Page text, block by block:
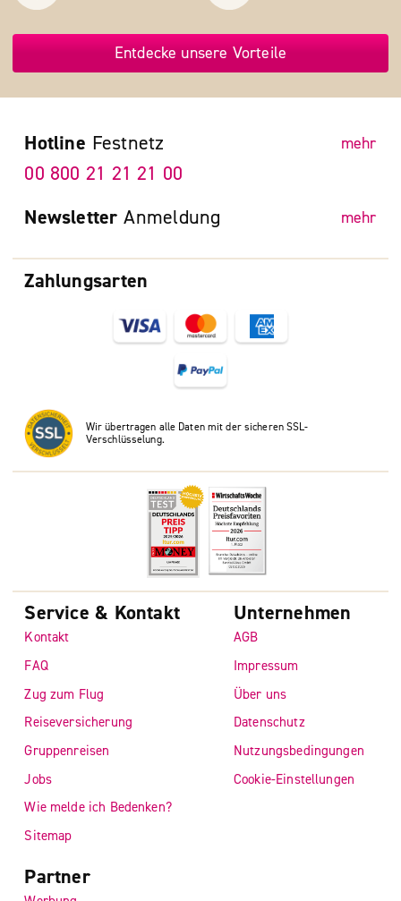
Entdecke unsere Vorteile
Zahlungsarten
Wir übertragen alle Daten mit der sicheren SSL-
Verschlüsselung.
Hotline Festnetz mehr
00 800 21 21 21 00
Newsletter Anmeldung mehr
Service & Kontakt
Kontakt
FAQ
Zug zum Flug
Reiseversicherung
Gruppenreisen
Jobs
Wie melde ich Bedenken?
Sitemap
Unternehmen
AGB
Impressum
Über uns
Datenschutz
Nutzungsbedingungen
Cookie-Einstellungen
Partner